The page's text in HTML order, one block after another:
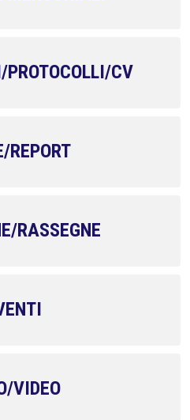
PROTOCOLLI/CV
REPORT
RASSEGNE
VIDEO